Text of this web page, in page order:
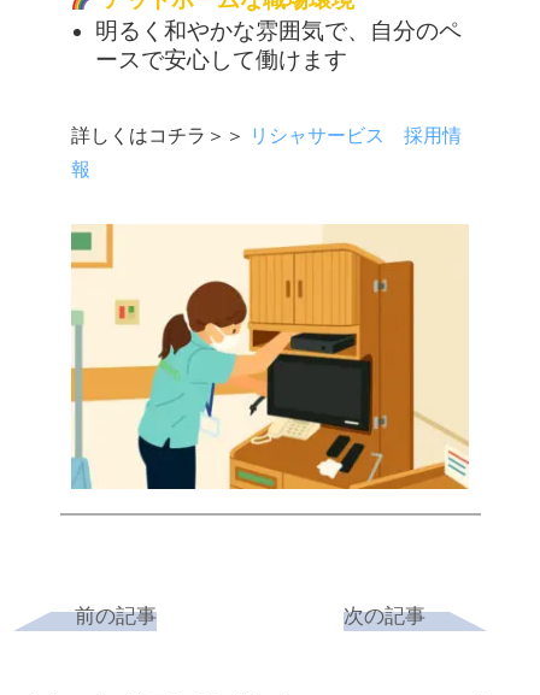
明るく和やかな雰囲気で、自分のペ
ースで安心して働けます
詳しくはコチラ＞＞
リシャサービス 採用情
報
前の記事 次の記事